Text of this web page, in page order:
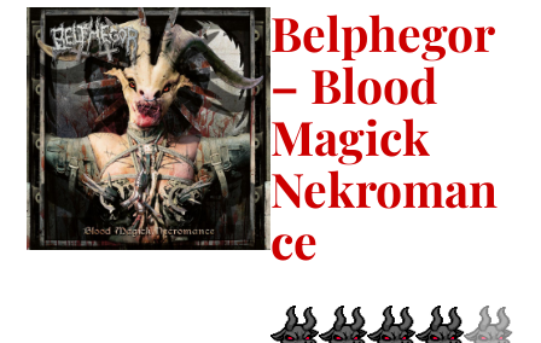
Belphegor
– Blood
Magick
Nekroman
ce